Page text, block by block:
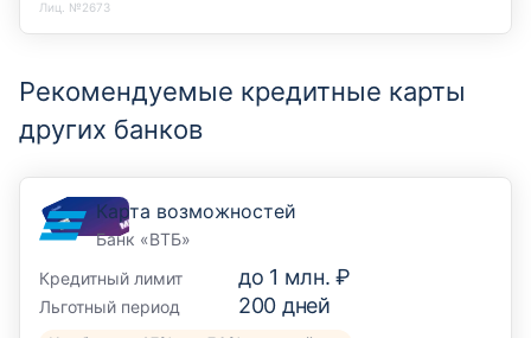
Лиц. №2673
Рекомендуемые кредитные карты
других банков
Карта возможностей
Банк «ВТБ»
Кредитный лимит
до 1 млн. ₽
Льготный период 200 дней